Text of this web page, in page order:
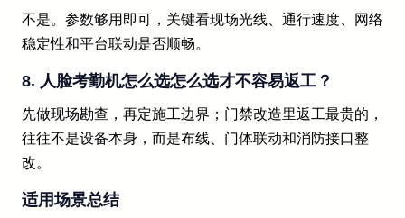
不是。参数够用即可，关键看现场光线、通行速度、网络
稳定性和平台联动是否顺畅。
8. 人脸考勤机怎么选怎么选才不容易返工？
先做现场勘查，再定施工边界；门禁改造里返工最贵的，
往往不是设备本身，而是布线、门体联动和消防接口整
改。
适用场景总结